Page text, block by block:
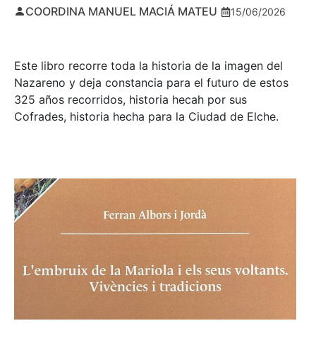
COORDINA MANUEL MACIÁ MATEU 15/06/2026
Este libro recorre toda la historia de la imagen del
Nazareno y deja constancia para el futuro de estos
325 años recorridos, historia hecah por sus
Cofrades, historia hecha para la Ciudad de Elche.